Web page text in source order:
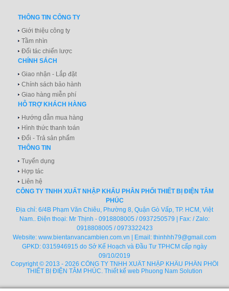
THÔNG TIN CÔNG TY
Giới thiệu công ty
Tầm nhìn
Đối tác chiến lược
CHÍNH SÁCH
Giao nhận - Lắp đặt
Chính sách bảo hành
Giao hàng miễn phí
HỖ TRỢ KHÁCH HÀNG
Hướng dẫn mua hàng
Hình thức thanh toán
Đổi - Trả sản phẩm
THÔNG TIN
Tuyển dụng
Hợp tác
Liên hệ
CÔNG TY TNHH XUẤT NHẬP KHẨU PHÂN PHỐI THIẾT BỊ ĐIỆN TÂM
PHÚC
Địa chỉ: 6/4B Phạm Văn Chiêu, Phường 8, Quận Gò Vấp, TP. HCM, Việt
Nam.. Điện thoại: Mr Thịnh - 0918808005 / 0937250579 | Fax: / Zalo:
0918808005 / 0973322423
Website: www.bientanvancambien.com.vn | Email: thinhhh79@gmail.com
GPKD: 0315946915 do Sở Kế Hoạch và Đầu Tư TPHCM cấp ngày
09/10/2019
Copyright © 2013 - 2026 CÔNG TY TNHH XUẤT NHẬP KHẨU PHÂN PHỐI
THIẾT BỊ ĐIỆN TÂM PHÚC. Thiết kế web Phuong Nam Solution